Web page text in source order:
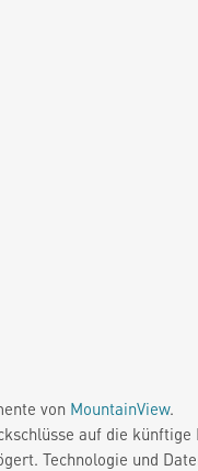
von MountainView.
auf die künftige
Technologie und